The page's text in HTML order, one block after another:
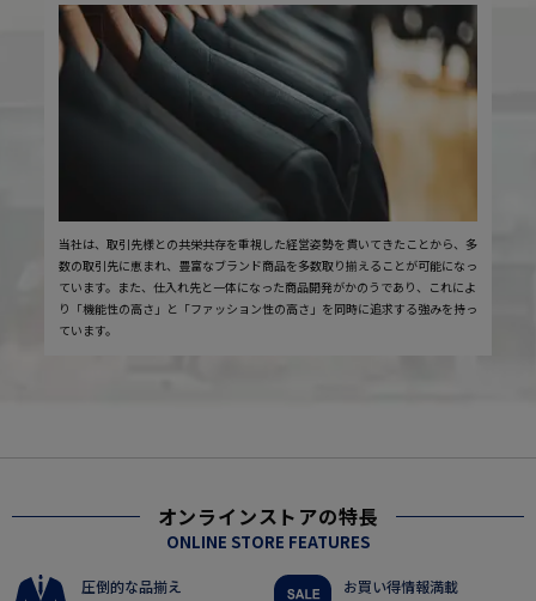
当社は、取引先様との共栄共存を重視した経営姿勢を貫いてきたことから、多
数の取引先に恵まれ、豊富なブランド商品を多数取り揃えることが可能になっ
ています。また、仕入れ先と一体になった商品開発がかのうであり、これによ
り「機能性の高さ」と「ファッション性の高さ」を同時に追求する強みを持っ
ています。
オンラインストアの特長
ONLINE STORE FEATURES
圧倒的な品揃え お買い得情報満載